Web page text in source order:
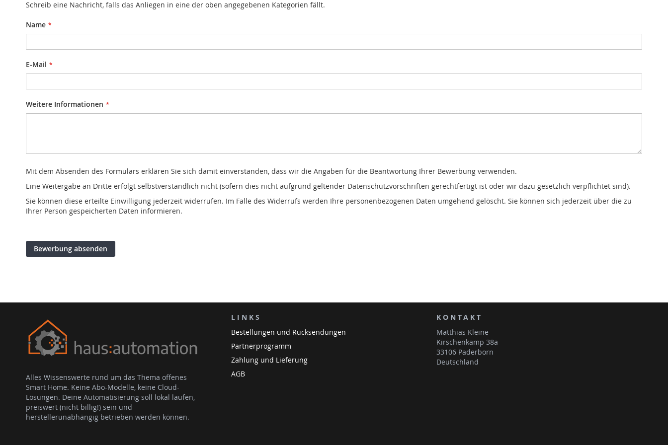
Schreib eine Nachricht, falls das Anliegen in eine der oben angegebenen Kategorien fällt.
Name
E-Mail
Weitere Informationen
Mit dem Absenden des Formulars erklären Sie sich damit einverstanden, dass wir die Angaben für die Beantwortung Ihrer Bewerbung verwenden.
Eine Weitergabe an Dritte erfolgt selbstverständlich nicht (sofern dies nicht aufgrund geltender Datenschutzvorschriften gerechtfertigt ist oder wir dazu gesetzlich verpflichtet sind).
Sie können diese erteilte Einwilligung jederzeit widerrufen. Im Falle des Widerrufs werden Ihre personenbezogenen Daten umgehend gelöscht. Sie können sich jederzeit über die zu
Ihrer Person gespeicherten Daten informieren.
Bewerbung absenden
Alles Wissenswerte rund um das Thema offenes
Smart Home. Keine Abo-Modelle, keine Cloud-
Lösungen. Deine Automatisierung soll lokal laufen,
preiswert (nicht billig!) sein und
herstellerunabhängig betrieben werden können.
LINKS
Bestellungen und Rücksendungen
Partnerprogramm
Zahlung und Lieferung
AGB
KONTAKT
Matthias Kleine
Kirschenkamp 38a
33106 Paderborn
Deutschland